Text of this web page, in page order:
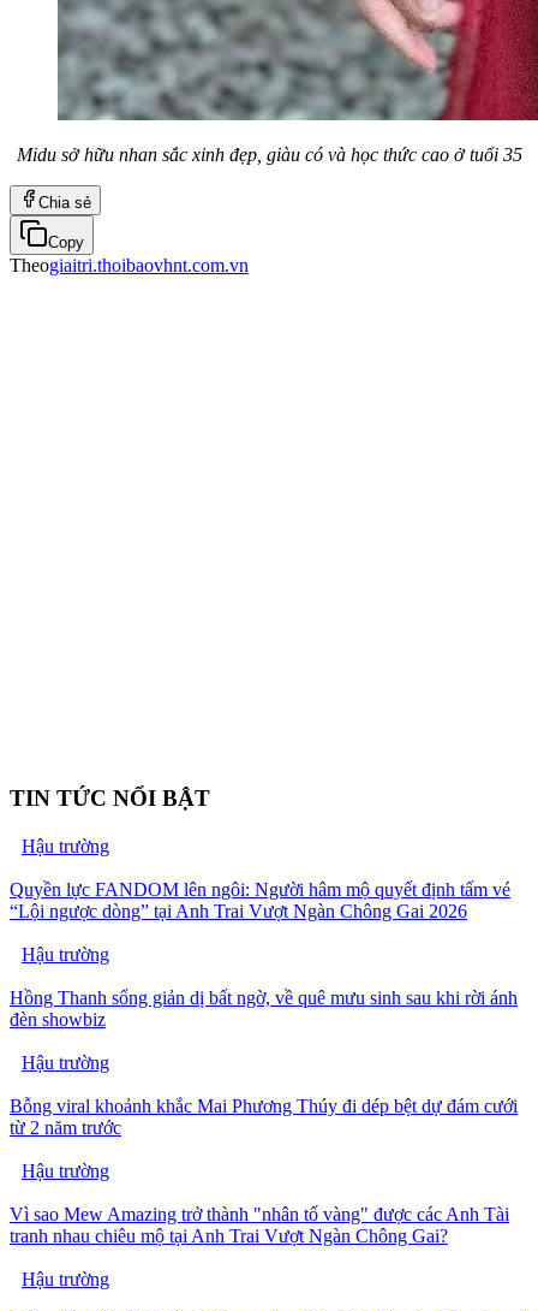
Midu sở hữu nhan sắc xinh đẹp, giàu có và học thức cao ở tuổi 35
Chia sẻ
Copy
Theogiaitri.thoibaovhnt.com.vn
TIN TỨC NỔI BẬT
Hậu trường
Quyền lực FANDOM lên ngôi: Người hâm mộ quyết định tấm vé
“Lội ngược dòng” tại Anh Trai Vượt Ngàn Chông Gai 2026
Hậu trường
Hồng Thanh sống giản dị bất ngờ, về quê mưu sinh sau khi rời ánh
đèn showbiz
Hậu trường
Bỗng viral khoảnh khắc Mai Phương Thúy đi dép bệt dự đám cưới
từ 2 năm trước
Hậu trường
Vì sao Mew Amazing trở thành "nhân tố vàng" được các Anh Tài
tranh nhau chiêu mộ tại Anh Trai Vượt Ngàn Chông Gai?
Hậu trường